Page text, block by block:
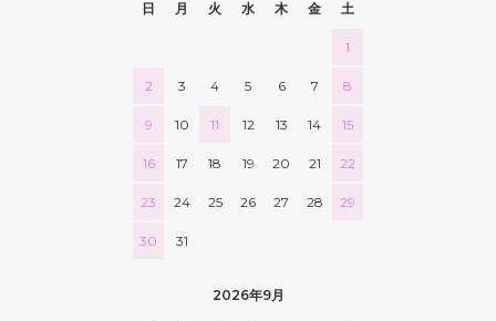
日 月 火 水 木 金 土
1
2 3 4 5 6 7 8
9 10 11 12 13 14 15
16 17 18 19 20 21 22
23 24 25 26 27 28 29
30 31
2026年9月